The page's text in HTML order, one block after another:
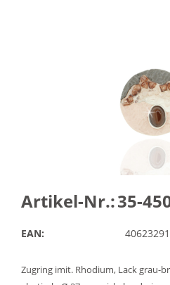
Artikel-Nr.:35-
EAN:
Zugring imit. Rhodium, Lack grau-